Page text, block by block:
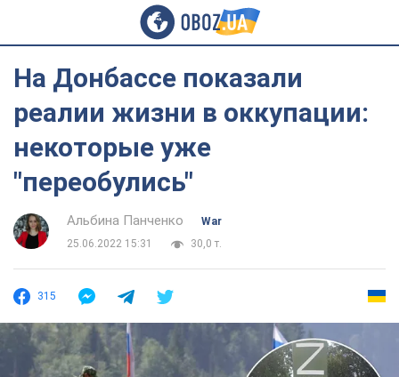
На Донбассе показали
реалии жизни в оккупации:
некоторые уже
"переобулись"
Альбина Панченко
War
25.06.2022 15:31
30,0 т.
315